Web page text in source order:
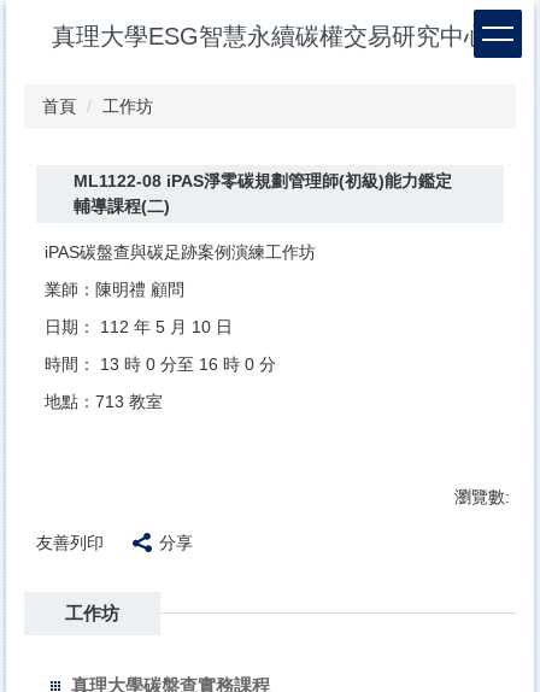
真理大學ESG智慧永續碳權交易研究中心
首頁 工作坊
ML1122-08 iPAS淨零碳規劃管理師(初級)能力鑑定
輔導課程(二)
iPAS碳盤查與碳足跡案例演練工作坊
業師：陳明禮 顧問
日期： 112 年 5 月 10 日
時間： 13 時 0 分至 16 時 0 分
地點：713 教室
瀏覽數:
友善列印 分享
工作坊
真理大學碳盤查實務課程